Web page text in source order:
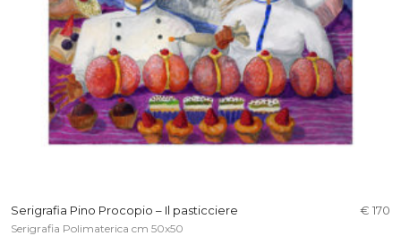
Serigrafia Pino Procopio – Il pasticciere € 170
Serigrafia Polimaterica cm 50x50